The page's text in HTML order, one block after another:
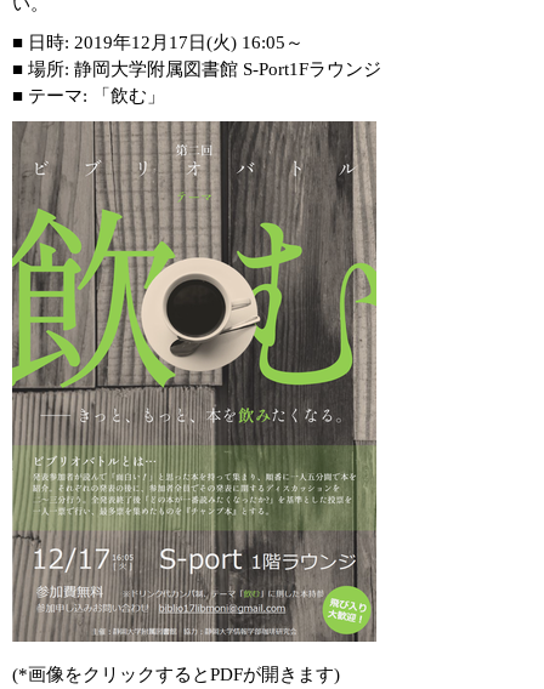
い。
■ 日時: 2019年12月17日(火) 16:05～
■ 場所: 静岡大学附属図書館 S-Port1Fラウンジ
■ テーマ: 「飲む」
(*画像をクリックするとPDFが開きます)